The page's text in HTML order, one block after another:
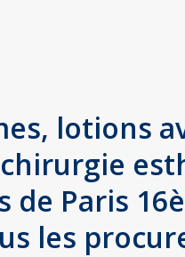
lotions
de Paris
les